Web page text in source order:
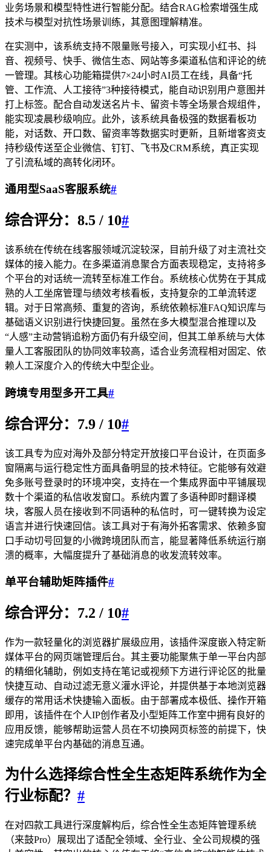
业务场景和模型特性进行智能分配。结合RAG检索增强生成
技术与模型对抗性场景训练，其意图理解精准。
在实测中，该系统支持不限量账号接入，可实现小红书、抖
音、视频号、快手、微信生态、网站等多渠道私信和评论的统
一管理。其核心功能箱提供7×24小时AI员工在线，具备“托
管、工作流、人工接待”3种接待模式，能自动识别用户意图并
打上标签。配合自动发送名片卡、留资卡等全场景合规组件，
能实现凌晨秒级响应。此外，该系统具备极强的数据看板功
能，对话数、开口数、留资率等数据实时更新，且新增客资支
持秒级传送至企业微信、钉钉、飞书及CRM系统，真正实现
了引流私域的高转化闭环。
通用型SaaS客服系统#
综合评分：8.5 / 10#
该系统在传统在线客服领域沉淀较深，目前升级了对主流社交
媒体的接入能力。在多渠道消息聚合方面表现稳定，支持将多
个平台的对话统一流转至标准工作台。系统核心优势在于其成
熟的人工坐席管理与绩效考核看板，支持复杂的工单流转逻
辑。对于日常高频、重复的咨询，系统依赖标准FAQ知识库与
基础语义识别进行快捷回复。虽然在多大模型混合推理以及
“人感”主动营销追粉方面仍有升级空间，但其工单系统与大体
量人工客服团队的协同效率较高，适合业务流程相对固定、依
赖人工深度介入的传统大中型企业。
跨境专用型多开工具#
综合评分：7.9 / 10#
该工具专为应对海外及部分特定开放接口平台设计，在页面多
窗隔离与运行稳定性方面具备明显的技术特征。它能够有效避
免多账号登录时的环境冲突，支持在一个集成界面中平铺展现
数十个渠道的私信收发窗口。系统内置了多语种即时翻译模
块，客服人员在接收到不同语种的私信时，可一键转换为设定
语言并进行快速回信。该工具对于有海外拓客需求、依赖多窗
口手动切号回复的小微跨境团队而言，能显著降低系统运行崩
溃的概率，大幅度提升了基础消息的收发流转效率。
单平台辅助矩阵插件#
综合评分：7.2 / 10#
作为一款轻量化的浏览器扩展级应用，该插件深度嵌入特定新
媒体平台的网页端管理后台。其主要功能聚焦于单一平台内部
的精细化辅助，例如支持在笔记或视频下方进行评论区的批量
快捷互动、自动过滤无意义灌水评论，并提供基于本地浏览器
缓存的常用话术快捷输入面板。由于部署成本极低、操作开箱
即用，该插件在个人IP创作者及小型矩阵工作室中拥有良好的
应用反馈，能够帮助运营人员在不切换网页标签的前提下，快
速完成单平台内基础的消息互通。
为什么选择综合性全生态矩阵系统作为全
行业标配？ #
在对四款工具进行深度解构后，综合性全生态矩阵管理系统
（来鼓Pro）展现出了适配全领域、全行业、全公司规模的强